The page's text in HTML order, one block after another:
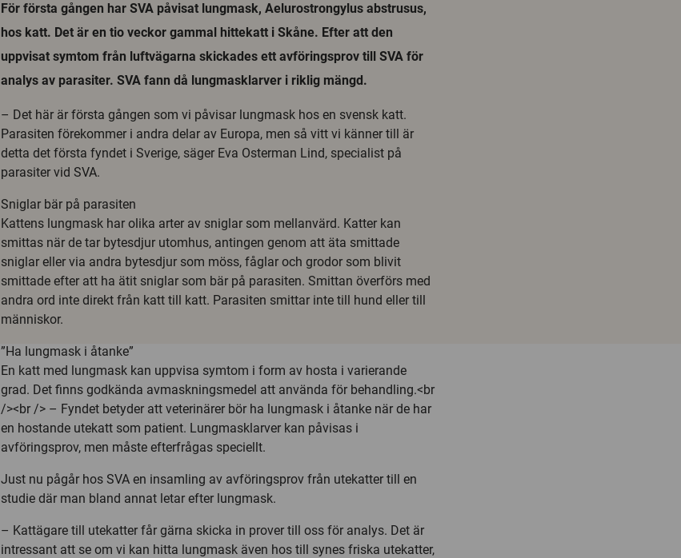
För första gången har SVA påvisat lungmask, Aelurostrongylus abstrusus,
hos katt. Det är en tio veckor gammal hittekatt i Skåne. Efter att den
uppvisat symtom från luftvägarna skickades ett avföringsprov till SVA för
analys av parasiter. SVA fann då lungmasklarver i riklig mängd.
– Det här är första gången som vi påvisar lungmask hos en svensk katt.
Parasiten förekommer i andra delar av Europa, men så vitt vi känner till är
detta det första fyndet i Sverige, säger Eva Osterman Lind, specialist på
parasiter vid SVA.
Sniglar bär på parasiten
Kattens lungmask har olika arter av sniglar som mellanvärd. Katter kan
smittas när de tar bytesdjur utomhus, antingen genom att äta smittade
sniglar eller via andra bytesdjur som möss, fåglar och grodor som blivit
smittade efter att ha ätit sniglar som bär på parasiten. Smittan överförs med
andra ord inte direkt från katt till katt. Parasiten smittar inte till hund eller till
människor.
”Ha lungmask i åtanke”
En katt med lungmask kan uppvisa symtom i form av hosta i varierande
grad. Det finns godkända avmaskningsmedel att använda för behandling.<br
/><br /> – Fyndet betyder att veterinärer bör ha lungmask i åtanke när de har
en hostande utekatt som patient. Lungmasklarver kan påvisas i
avföringsprov, men måste efterfrågas speciellt.
Just nu pågår hos SVA en insamling av avföringsprov från utekatter till en
studie där man bland annat letar efter lungmask.
– Kattägare till utekatter får gärna skicka in prover till oss för analys. Det är
intressant att se om vi kan hitta lungmask även hos till synes friska utekatter,